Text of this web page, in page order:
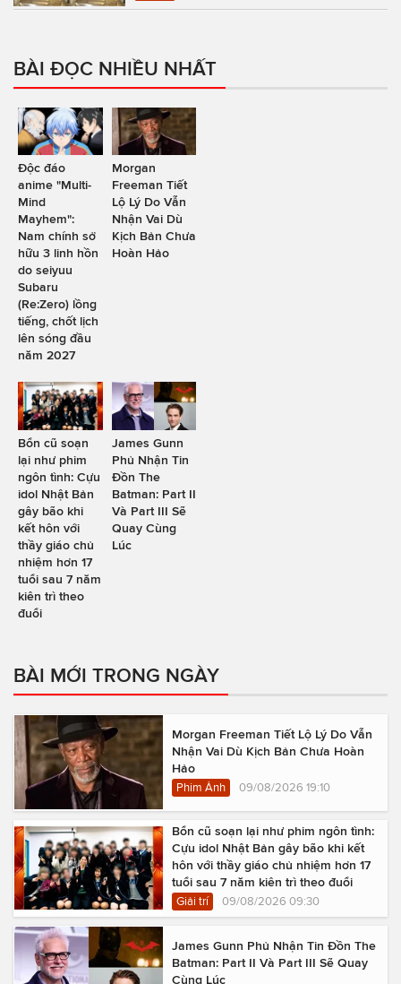
BÀI ĐỌC NHIỀU NHẤT
Độc đáo
anime "Multi-
Mind
Mayhem":
Nam chính sở
hữu 3 linh hồn
do seiyuu
Subaru
(Re:Zero) lồng
tiếng, chốt lịch
lên sóng đầu
năm 2027
Morgan
Freeman Tiết
Lộ Lý Do Vẫn
Nhận Vai Dù
Kịch Bản Chưa
Hoàn Hảo
Bổn cũ soạn
lại như phim
ngôn tình: Cựu
idol Nhật Bản
gây bão khi
kết hôn với
thầy giáo chủ
nhiệm hơn 17
tuổi sau 7 năm
kiên trì theo
đuổi
James Gunn
Phủ Nhận Tin
Đồn The
Batman: Part II
Và Part III Sẽ
Quay Cùng
Lúc
BÀI MỚI TRONG NGÀY
Morgan Freeman Tiết Lộ Lý Do Vẫn
Nhận Vai Dù Kịch Bản Chưa Hoàn
Hảo
Phim Ảnh 09/08/2026 19:10
Bổn cũ soạn lại như phim ngôn tình:
Cựu idol Nhật Bản gây bão khi kết
hôn với thầy giáo chủ nhiệm hơn 17
tuổi sau 7 năm kiên trì theo đuổi
Giải trí 09/08/2026 09:30
James Gunn Phủ Nhận Tin Đồn The
Batman: Part II Và Part III Sẽ Quay
Cùng Lúc